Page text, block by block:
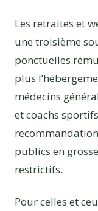
Les retraites et
une troisième
ponctuelles
plus
médecins
et coachs
publics en
restrictifs.
Pour celles et